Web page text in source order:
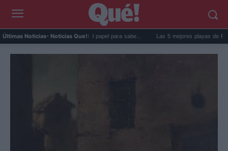
Últimas Noticias- Noticias Que!:
de la nevera: el truco del papel para sabe... Las 5 mejores playas de Formentera